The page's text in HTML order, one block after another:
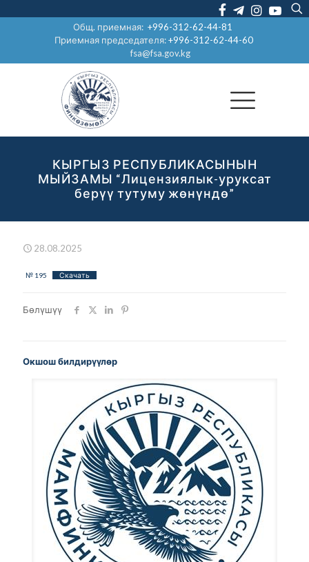
Общ. приемная:+996-312-62-44-81
Приемная председателя:+996-312-62-44-60
fsa@fsa.gov.kg
КЫРГЫЗ РЕСПУБЛИКАСЫНЫН
МЫЙЗАМЫ “Лицензиялык-уруксат
берүү тутуму жөнүндө”
28.08.2025
№ 195 Скачать
Бөлүшүү
Окшош билдирүүлөр